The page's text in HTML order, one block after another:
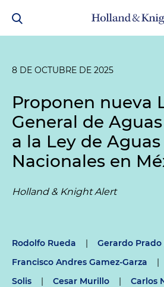
8 DE OCTUBRE DE 2025
Proponen nueva
General de
a la Ley de Aguas
Nacionales en
Holland & Knight Alert
Rodolfo Rueda | Gerardo
Francisco Andres Gamez-Garza
|
Solis
| Cesar Murillo | Carlos